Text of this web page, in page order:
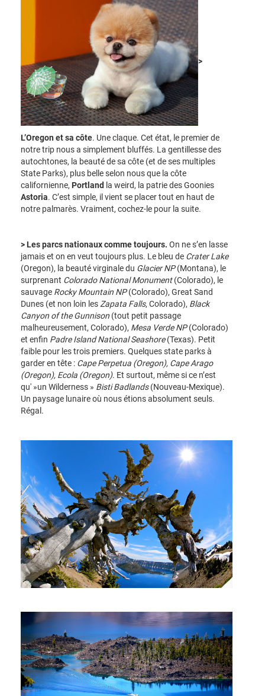
>
L’Oregon et sa côte. Une claque. Cet état, le premier de
notre trip nous a simplement bluffés. La gentillesse des
autochtones, la beauté de sa côte (et de ses multiples
State Parks), plus belle selon nous que la côte
californienne, Portland la weird, la patrie des Goonies
Astoria. C’est simple, il vient se placer tout en haut de
notre palmarès. Vraiment, cochez-le pour la suite.
> Les parcs nationaux comme toujours. On ne s’en lasse
jamais et on en veut toujours plus. Le bleu de Crater Lake
(Oregon), la beauté virginale du Glacier NP(Montana), le
surprenant Colorado National Monument(Colorado), le
sauvage Rocky Mountain NP(Colorado), Great Sand
Dunes (et non loin les Zapata Falls, Colorado), Black
Canyon of the Gunnison (tout petit passage
malheureusement, Colorado), Mesa Verde NP(Colorado)
et enfin Padre Island National Seashore(Texas). Petit
faible pour les trois premiers. Quelques state parks à
garder en tête : Cape Perpetua (Oregon), Cape Arago
(Oregon), Ecola (Oregon). Et surtout, même si ce n’est
qu' »un Wilderness » Bisti Badlands(Nouveau-Mexique).
Un paysage lunaire où nous étions absolument seuls.
Régal.